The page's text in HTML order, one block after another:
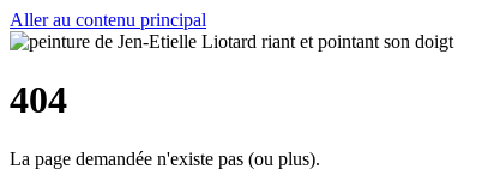
Aller au contenu principal
404
La page demandée n'existe pas (ou plus).